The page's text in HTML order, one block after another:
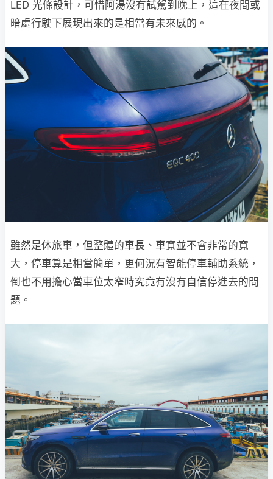
LED 光條設計，可惜阿湯沒有試駕到晚上，這在夜間或
暗處行駛下展現出來的是相當有未來感的。
雖然是休旅車，但整體的車長、車寬並不會非常的寬
大，停車算是相當簡單，更何況有智能停車輔助系統，
倒也不用擔心當車位太窄時究竟有沒有自信停進去的問
題。